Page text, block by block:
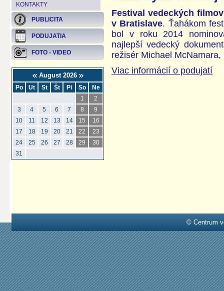
KONTAKTY
PUBLICITA
PODUJATIA
FOTO - VIDEO
August 2026
Po Ut St Št Pi So
Ne
1
2
3
4 5 6 7 8
9
10
11 12 13 14 15
16
17
18 19 20 21 22
23
24
25 26 27 28 29
30
31
Festival vedeckých filmov
v Bratislave. Ťahákom
bol v roku 2014
najlepší vedecký
režisér Michael
Viac informácií o podujatí
© Centrum